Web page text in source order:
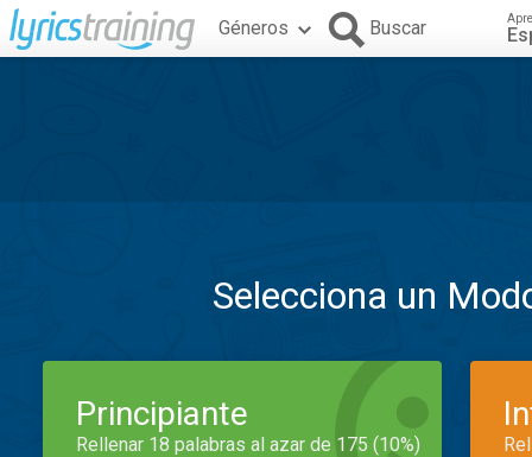
Géneros Buscar
Selecciona un
Principiante
Rellenar 18 palabras al azar de 175 (10%)